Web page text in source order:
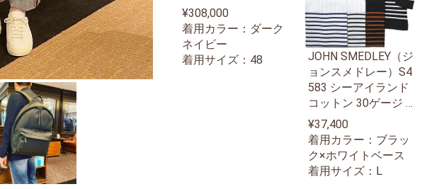
ジャケット LEO
¥308,000
着用カラー：ダーク
ネイビー
着用サイズ：48
JOHN SMEDLEY（ジ
ョンスメドレー）S4
583 シーアイランド
コットン 30ゲージ ボ
ーダー バスクシャツ
8分袖 ボートネック
ニット
¥37,400
着用カラー：ブラッ
ク×ホワイトベース
着用サイズ：L